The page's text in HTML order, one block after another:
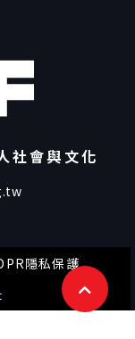
社會與文化
隱私保護